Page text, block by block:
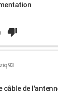
ziq93
câble de